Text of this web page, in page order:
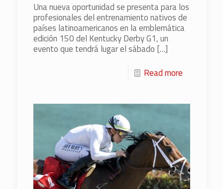
Una nueva oportunidad se presenta para los
profesionales del entrenamiento nativos de
países latinoamericanos en la emblemática
edición 150 del Kentucky Derby G1, un
evento que tendrá lugar el sábado […]
Read more